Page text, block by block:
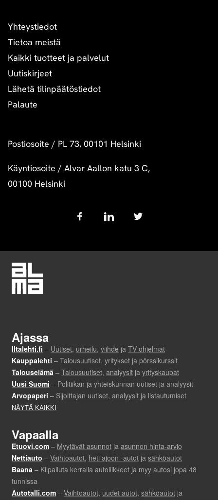
Yhteystiedot
Tietoa meistä
Kaikki tuotteet ja palvelut
Uutiskirjeet
Lähetä tilinpäätöstiedot
Palaute
Postiosoite / PL 73, 00101 Helsinki
Käyntiosoite / Alvar Aallon katu 3 C,
00100 Helsinki